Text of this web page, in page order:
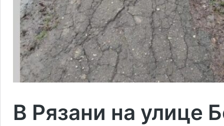
В Рязани на улице